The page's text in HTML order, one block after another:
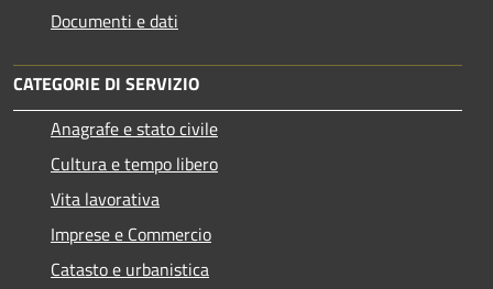
Documenti e dati
CATEGORIE DI SERVIZIO
Anagrafe e stato civile
Cultura e tempo libero
Vita lavorativa
Imprese e Commercio
Catasto e urbanistica